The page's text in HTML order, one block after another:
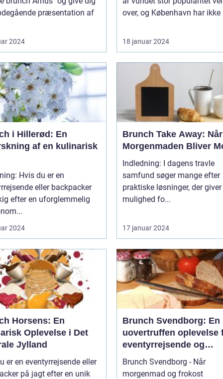
præsentation af
2024
over, og København har ikke
18 januar 2024
i Hillerød: En
af en kulinarisk
Hvis du er en
eller backpacker
efter en uforglemmelig
2024
Brunch Take Away: Når
Morgenmaden Bliver
Indledning: I dagens travle
samfund søger mange efter
praktiske løsninger, der
mulighed fo...
17 januar 2024
Horsens: En
Oplevelse i Det
Jylland
er en eventyrrejsende eller
på jagt efter en unik
Brunch Svendborg: En
uovertruffen oplevelse
eventyrrejsende og
backpackere
Brunch Svendborg - Når
morgenmad og frokost